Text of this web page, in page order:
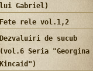
lui Gabriel)
Fete rele vol.1,2
Dezvaluiri de sucub
(vol.6 Seria "Georgina
Kincaid")